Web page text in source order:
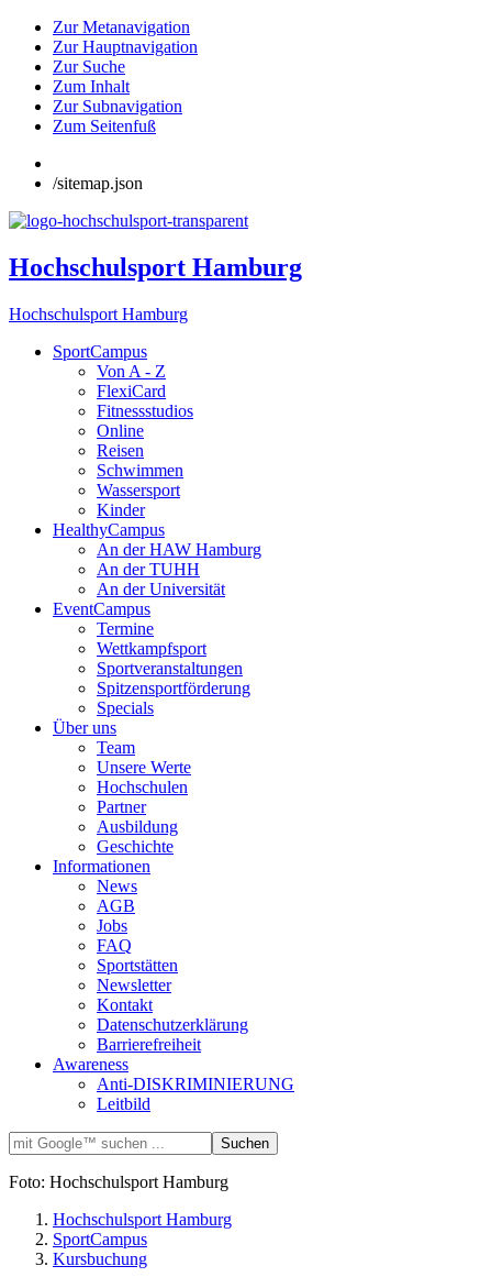
Zur Metanavigation
Zur Hauptnavigation
Zur Suche
Zum Inhalt
Zur Subnavigation
Zum Seitenfuß
/sitemap.json
Hochschulsport Hamburg
Hochschulsport Hamburg
SportCampus
Von A - Z
FlexiCard
Fitnessstudios
Online
Reisen
Schwimmen
Wassersport
Kinder
HealthyCampus
An der HAW Hamburg
An der TUHH
An der Universität
EventCampus
Termine
Wettkampfsport
Sportveranstaltungen
Spitzensportförderung
Specials
Über uns
Team
Unsere Werte
Hochschulen
Partner
Ausbildung
Geschichte
Informationen
News
AGB
Jobs
FAQ
Sportstätten
Newsletter
Kontakt
Datenschutzerklärung
Barrierefreiheit
Awareness
Anti-DISKRIMINIERUNG
Leitbild
Foto: Hochschulsport Hamburg
Hochschulsport Hamburg
SportCampus
Kursbuchung